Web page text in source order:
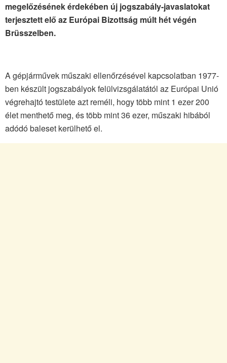
megelőzésének érdekében új jogszabály-javaslatokat
terjesztett elő az Európai Bizottság múlt hét végén
Brüsszelben.
A gépjárművek műszaki ellenőrzésével kapcsolatban 1977-
ben készült jogszabályok felülvizsgálatától az Európai Unió
végrehajtó testülete azt reméli, hogy több mint 1 ezer 200
élet menthető meg, és több mint 36 ezer, műszaki hibából
adódó baleset kerülhető el.